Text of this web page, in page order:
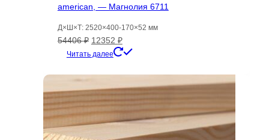
american, — Магнолия 6711
Д×Ш×Т: 2520×400-170×52 мм
54406₽ Первоначальная
цена
12352 ₽Текущая
цена:
Читать далее